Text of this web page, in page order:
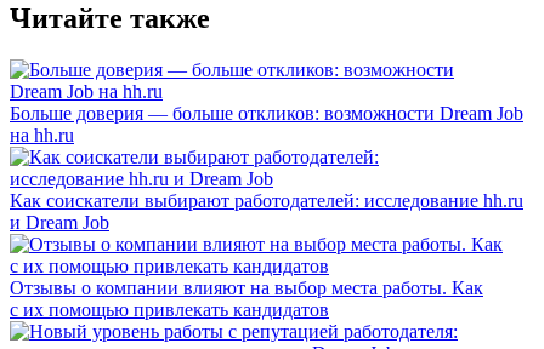
Читайте также
Больше доверия — больше откликов: возможности Dream Job
на hh.ru
Как соискатели выбирают работодателей: исследование hh.ru
и Dream Job
Отзывы о компании влияют на выбор места работы. Как
с их помощью привлекать кандидатов